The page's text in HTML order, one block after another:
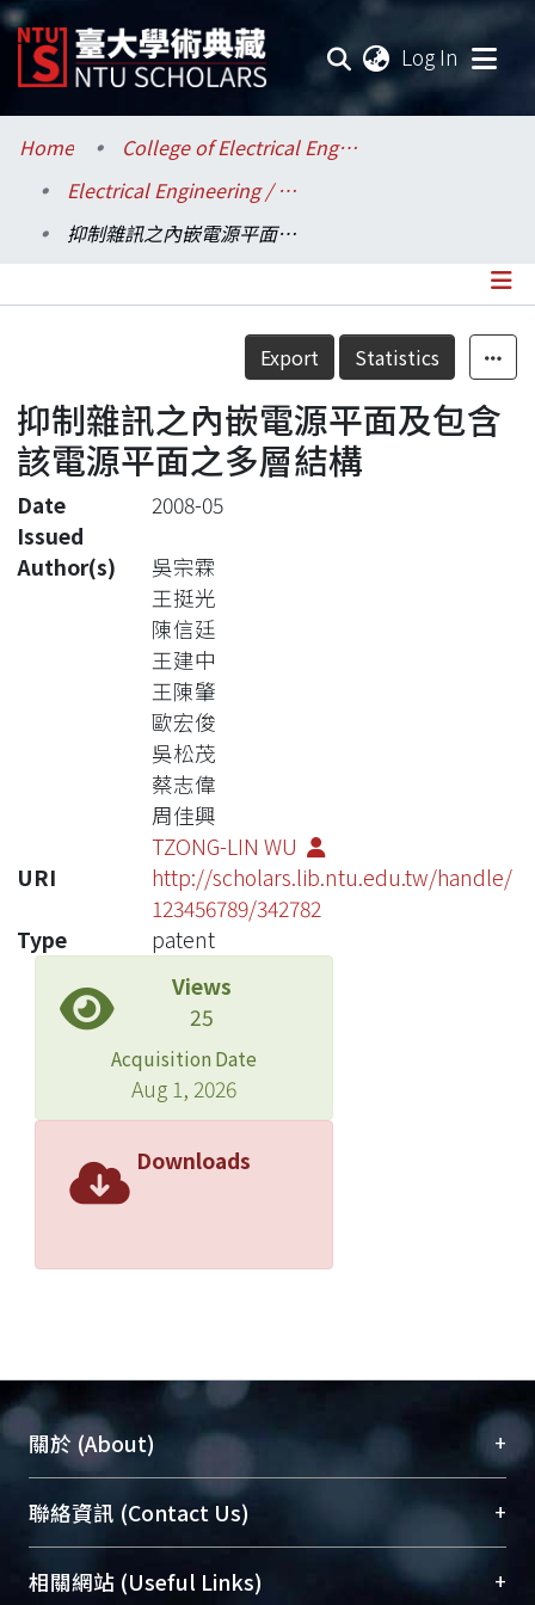
Log In
Communities & Collections
Research Outputs
Statistics
Home
College of Electrical Engineering and Computer Science / 電機資訊學院
Electrical Engineering / 電機工程學系
抑制雜訊之內嵌電源平面及包含該電源平面之多層結構
Details
Export Statistics
抑制雜訊之內嵌電源平面及包含
該電源平面之多層結構
Date
Issued
2008-05
Author(s)
吳宗霖
王挺光
陳信廷
王建中
王陳肇
歐宏俊
吳松茂
蔡志偉
周佳興
TZONG-LIN WU
URI
http://scholars.lib.ntu.edu.tw/handle/
123456789/342782
Type
patent
Views
25
Acquisition Date
Aug 1, 2026
Downloads
關於 (About) +
臺大位居世界頂尖大學之列，為永久珍藏及向國際
展現本校豐碩的研究成果及學術能量，圖書館整合
機構典藏（NTUR）與學術庫（AH）不同功能平
聯絡資訊 (Contact Us) +
總館學科館員(Main Library)
相關網站 (Useful Links) +